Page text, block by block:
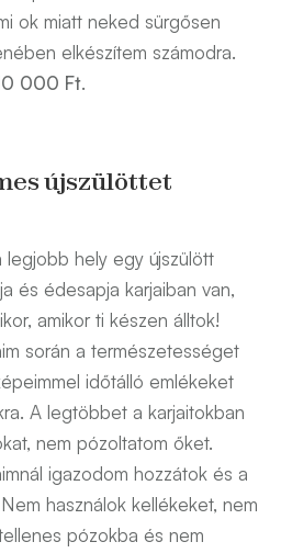
ok miatt neked sürgősen
elkészítem számodra.
000 Ft.
újszülöttet
legjobb hely egy újszülött
és édesapja karjaiban van,
amikor ti készen álltok!
során a természetességet
időtálló emlékeket
A legtöbbet a karjaitokban
nem pózoltatom őket.
igazodom hozzátok és a
használok kellékeket, nem
pózokba és nem